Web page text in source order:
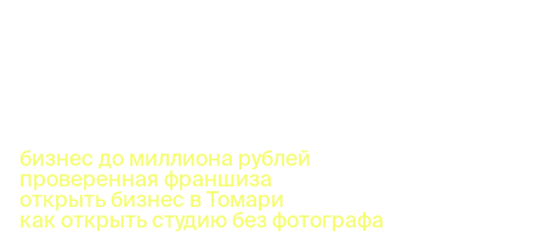
бизнес до миллиона рублей
проверенная франшиза
открыть бизнес в Томари
как открыть студию без фотографа